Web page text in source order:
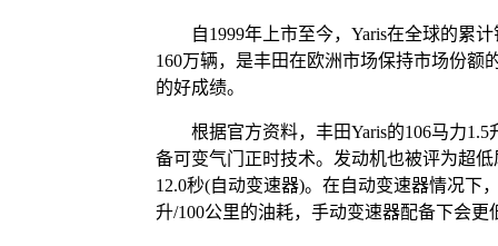
自1999年上市至今，Yaris在全球的累计
160万辆，是丰田在欧洲市场保持市场份额
的好成绩。
根据官方资料，丰田Yaris的106马力1.5
备可变气门正时技术。发动机也被评为超
12.0秒(自动变速器)。在自动变速器情况下
升/100公里的油耗，手动变速器配备下会更